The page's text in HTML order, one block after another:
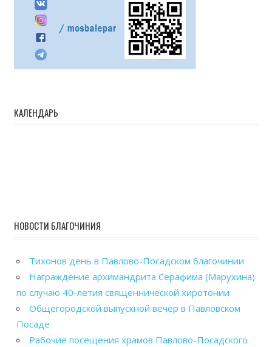
КАЛЕНДАРЬ
НОВОСТИ БЛАГОЧИНИЯ
Тихонов день в Павлово-Посадском благочинии
Награждение архимандрита Серафима (Марухина)
по случаю 40-летия священнической хиротонии
Общегородской выпускной вечер в Павловском
Посаде
Рабочие посещения храмов Павлово-Посадского